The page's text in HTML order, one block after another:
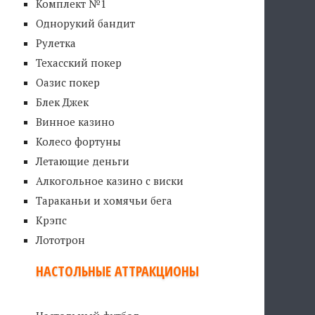
Комплект №1
Однорукий бандит
Рулетка
Техасский покер
Оазис покер
Блек Джек
Винное казино
Колесо фортуны
Летающие деньги
Алкогольное казино с виски
Тараканьи и хомячьи бега
Крэпс
Лототрон
НАСТОЛЬНЫЕ АТТРАКЦИОНЫ